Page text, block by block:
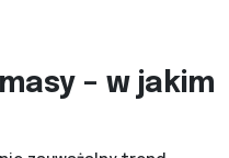
– w jakim